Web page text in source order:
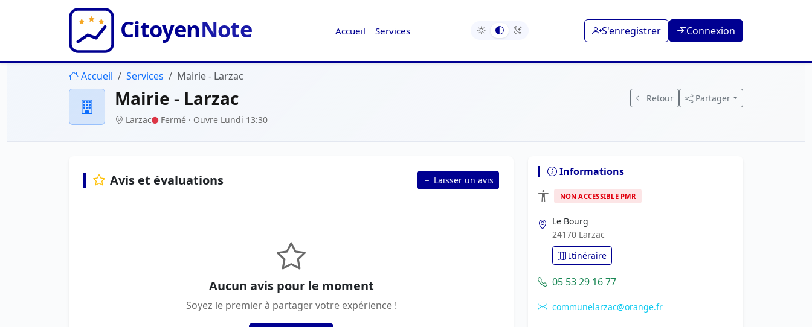
Accueil Services S'enregistrer Connexion
Accueil Services Mairie - Larzac
Mairie - Larzac
Larzac Fermé · Ouvre Lundi 13:30
Retour Partager
Avis et évaluations Laisser un avis
Aucun avis pour le moment
Soyez le premier à partager votre expérience !
Informations
NON ACCESSIBLE PMR
Le Bourg
24170 Larzac
Itinéraire
05 53 29 16 77
communelarzac@orange.fr